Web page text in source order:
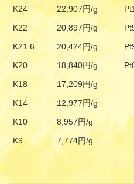
K24
22,907円/g
K22
20,897円/g
K21.6
20,424円/g
K20
18,840円/g
K18
17,209円/g
K14
12,977円/g
K10
8,957円/g
K9
7,774円/g